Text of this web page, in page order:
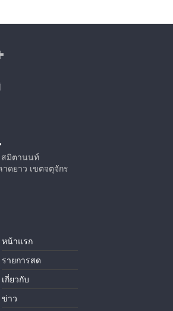
สมิตานนท์
ดยาว เขตจตุจักร
หน้าแรก
รายการสด
เกี่ยวกับ
ข่าว